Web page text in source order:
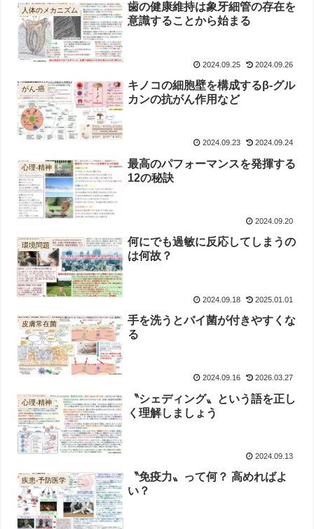
人体のメカニズム
歯の健康維持は象牙細管の存在を
意識することから始まる
2024.09.25 2024.09.26
がん-癌
キノコの細胞壁を構成するβ-グル
カンの抗がん作用など
2024.09.23 2024.09.24
心理-精神
最高のパフォーマンスを発揮する
12の秘訣
2024.09.20
環境問題
何にでも過敏に反応してしまうの
は何故？
2024.09.18 2025.01.01
皮膚常在菌
手を洗うとバイ菌が付きやすくな
る
2024.09.16 2026.03.27
心理-精神
〝シェディング〟という語を正し
く理解しましょう
2024.09.13
疾患-予防医学
〝免疫力〟って何？ 高めればよ
い？